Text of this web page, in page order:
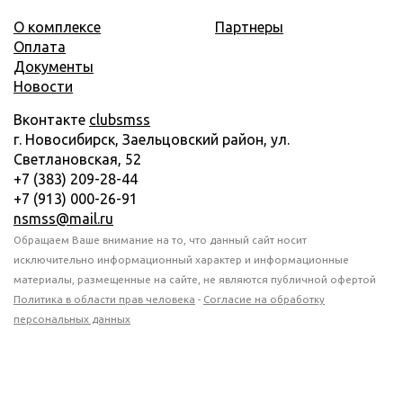
О комплексе
Оплата
Документы
Новости
Партнеры
Вконтакте clubsmss
г. Новосибирск, Заельцовский район, ул.
Светлановская, 52
+7 (383) 209-28-44
+7 (913) 000-26-91
nsmss@mail.ru
Обращаем Ваше внимание на то, что данный сайт носит
исключительно информационный характер и информационные
материалы, размещенные на сайте, не являются публичной офертой
Политика в области прав человека - Согласие на обработку
персональных данных